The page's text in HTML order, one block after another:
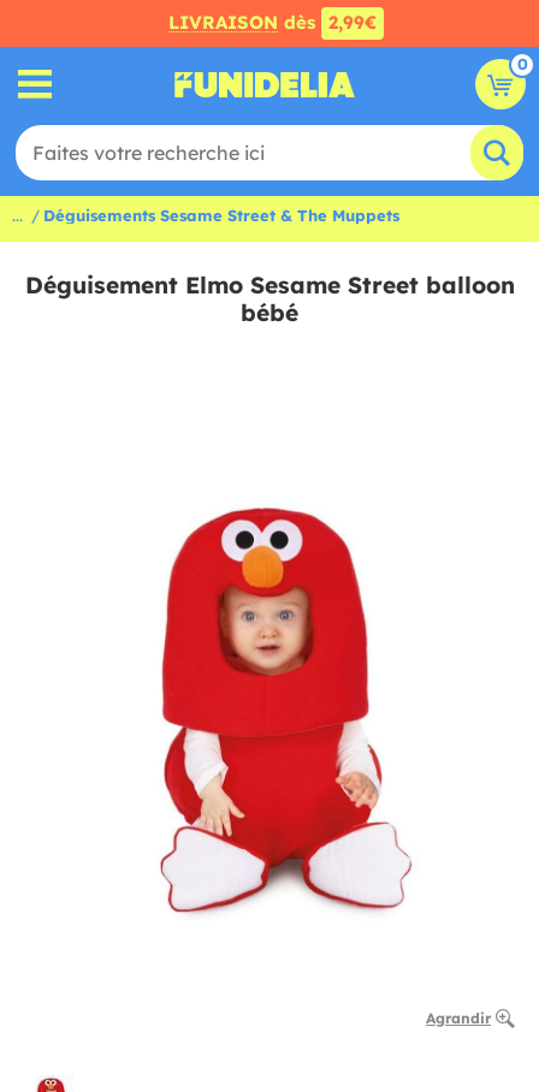
LIVRAISON dès 2,99€
0
... Déguisements Sesame Street & The Muppets
Déguisement Elmo Sesame Street balloon
bébé
Agrandir